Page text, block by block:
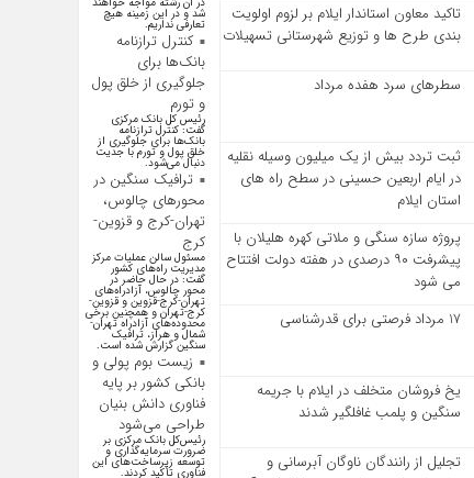
تاکید معاون استاندار ایلام بر لزوم اولویت‌
بندی طرح‌ ها و توزیع شهرستانی تسهیلات
سطرهای سرد هفده مرداد
ثبت تردد بیش از یک میلیون وسیله نقلیه
در ایام اربعین حسینی در سطح راه‌ های
استان ایلام
پروژه سازه سنگی و ملاتی کهره هلیلان با
پیشرفت ۹۰ درصدی در هفته دولت افتتاح
می شود
17 مرداد فرصتی برای قدرشناسی
یخ‌ فروشان متخلف در ایلام با جریمه
سنگین و پلمب غافلگیر شدند
تجلیل از رانندگان ناوگان آبرسانی و
شد و در این زمینه هیچ
تعارفی نداریم.
کنترل ترازنامه
بانک‌ها برای
جلوگیری از خلق پول
و تورم
رئیس کل بانک مرکزی
گفت: کنترل ترازنامه
بانک‌ها برای جلوگیری از
خلق پول و تورم با جدیت
دنبال می‌شود.
ترافیک سنگین در
محورهای چالوس،
تهران-کرج و قزوین-
کرج
مسئول سالن عملیات مرکز
مدیریت راه‌های کشور
گفت: در حال حاضر در
محور چالوس، آزادراه‌های
تهران-کرج-قزوین و قزوین-
کرج-تهران و همچنین برخی
محدوده‌های آزادراه تهران-
شمال و هراز، ترافیک
سنگین گزارش شده است.
زیست بوم پولی و
بانکی کشور بر پایه
فناوری دانش بنیان
طراحی می‌شود
رئیس‌کل بانک مرکزی بر
ضرورت سرمایه‌گذاری و
توسعه زیرساخت‌های این
فناوری تأکید کردند.